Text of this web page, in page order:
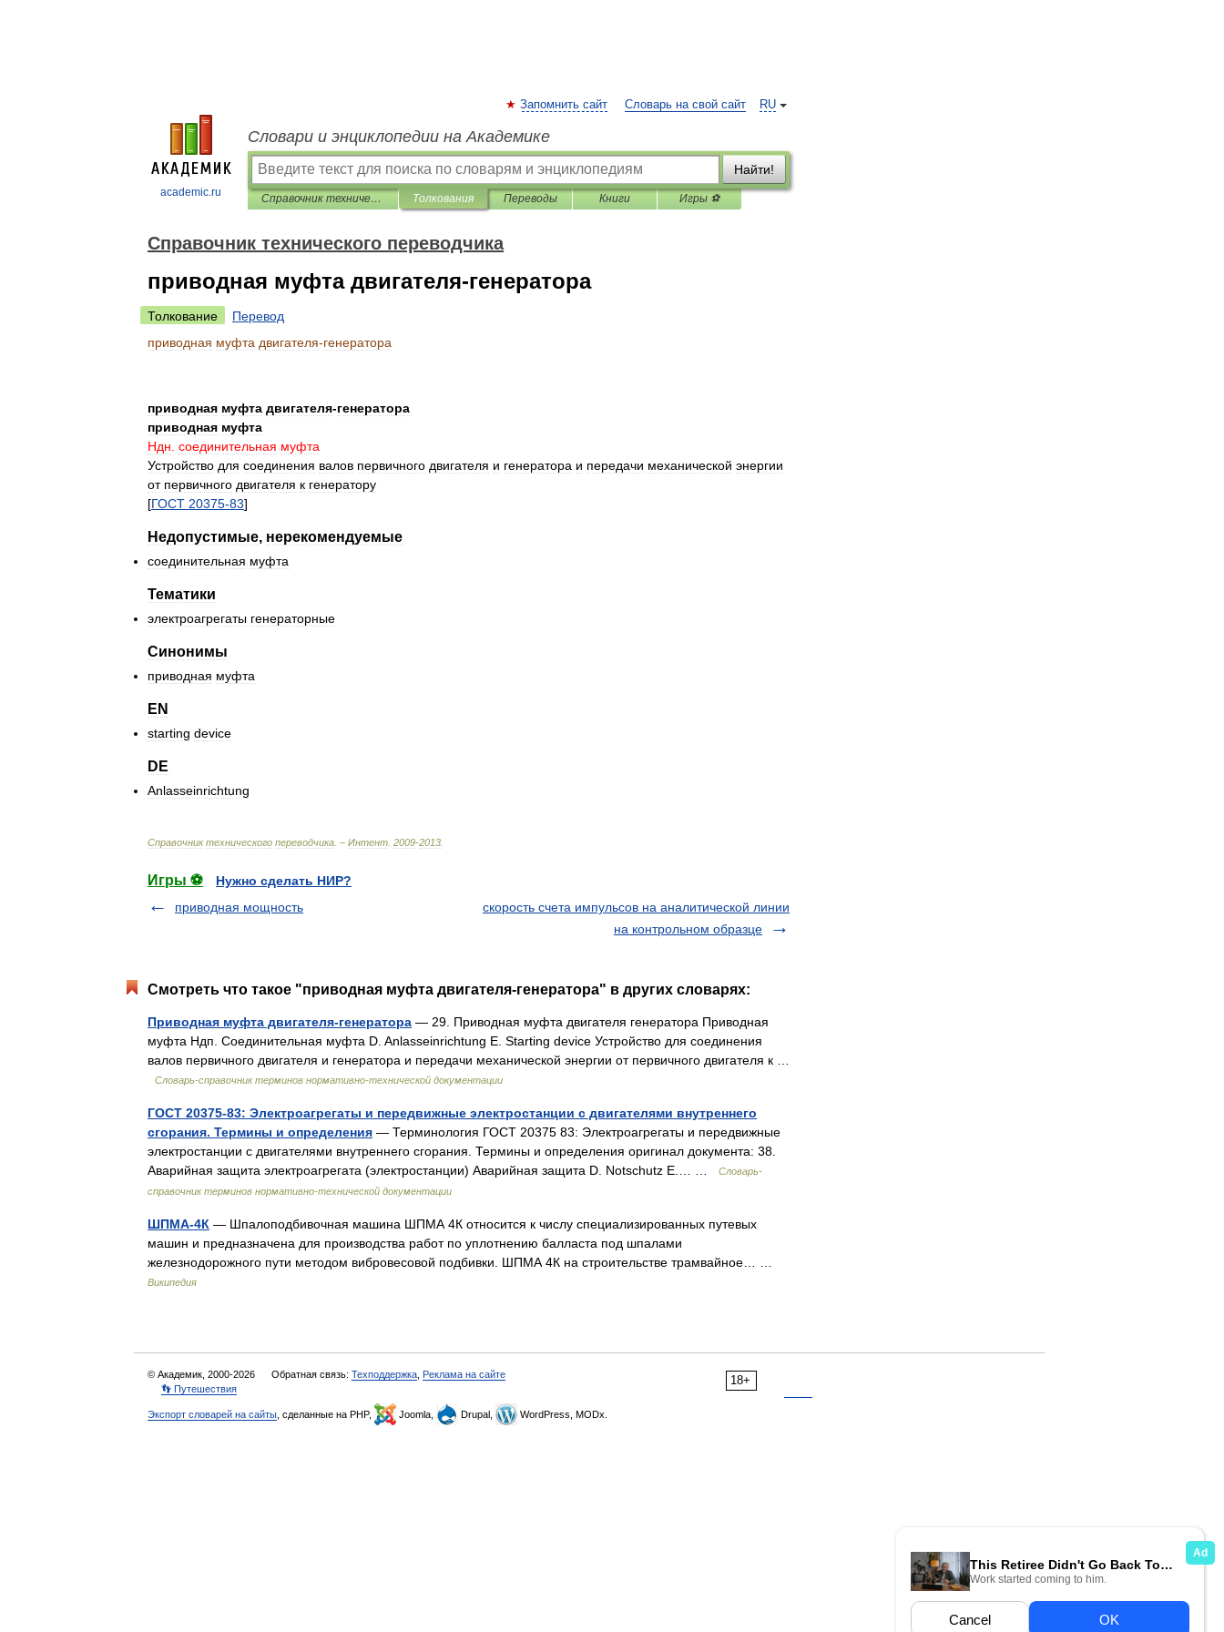
academic.ru
RU
Запомнить сайт Словарь на свой сайт
Словари и энциклопедии на Академике
Найти!
Справочник технического переводчика Толкования Переводы Книги Игры ⚽
Справочник технического переводчика
приводная муфта двигателя-генератора
Толкование
Перевод
приводная муфта двигателя-генератора
приводная муфта двигателя-генератора
приводная муфта
Ндн соединительная муфта
Устройство для соединения валов первичного двигателя и генератора и передачи механической энергии
от первичного двигателя к генератору
[ГОСТ 20375-83]
Недопустимые, нерекомендуемые
соединительная муфта
Тематики
электроагрегаты генераторные
Синонимы
приводная муфта
EN
starting device
DE
Anlasseinrichtung
Справочник технического переводчика . – Интент 2009-2013
Игры ⚽
Нужно сделать НИР?
приводная мощность
скорость счета импульсов на аналитической линии
на контрольном образце
Смотреть что такое "приводная муфта двигателя-генератора" в других словарях:
Приводная муфта двигателя-генератора — 29. Приводная муфта двигателя генератора Приводная
муфта Ндп. Соединительная муфта D. Anlasseinrichtung E. Starting device Устройство для соединения
валов первичного двигателя и генератора и передачи механической энергии от первичного двигателя к …
Словарь-справочник терминов нормативно-технической документации
ГОСТ 20375-83: Электроагрегаты и передвижные электростанции с двигателями внутреннего
сгорания. Термины и определения — Терминология ГОСТ 20375 83: Электроагрегаты и передвижные
электростанции с двигателями внутреннего сгорания. Термины и определения оригинал документа: 38.
Аварийная защита электроагрегата (электростанции) Аварийная защита D. Notschutz E.… …
Словарь-
справочник терминов нормативно-технической документации
ШПМА-4К — Шпалоподбивочная машина ШПМА 4К относится к числу специализированных путевых
машин и предназначена для производства работ по уплотнению балласта под шпалами
железнодорожного пути методом вибровесовой подбивки. ШПМА 4К на строительстве трамвайное… …
Википедия
18+
© Академик, 2000-2026 Обратная связь: Техподдержка Реклама на сайте
👣 Путешествия
Экспорт словарей на сайты , сделанные на PHP, Joomla, Drupal, WordPress, MODx.